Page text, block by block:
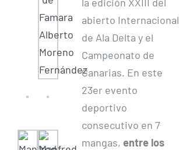
abierto Internacional
de Ala Delta y el
Campeonato de
Canarias. En este
23er evento
deportivo
consecutivo en 7
mangas, entre los